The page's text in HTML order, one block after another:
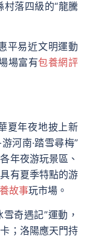
村落四級的“龍騰
易近文明運動
場富有包養網評
年夜地披上新
河南·踏雪尋梅”
年夜游玩景區、
有夏季特點的游
故事玩市場。
遇記”運動，
；洛陽應天門持